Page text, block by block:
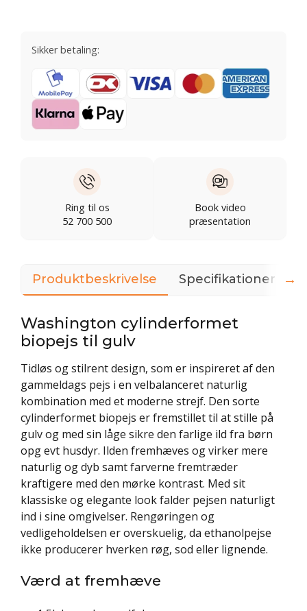
Sikker betaling:
Ring til os
52 700 500
Book video
præsentation
Produktbeskrivelse Specifikationer
Washington cylinderformet
biopejs til gulv
Tidløs og stilrent design, som er inspireret af den
gammeldags pejs i en velbalanceret naturlig
kombination med et moderne strejf. Den sorte
cylinderformet biopejs er fremstillet til at stille på
gulv og med sin låge sikre den farlige ild fra børn
opg evt husdyr. Ilden fremhæves og virker mere
naturlig og dyb samt farverne fremtræder
kraftigere med den mørke kontrast. Med sit
klassiske og elegante look falder pejsen naturligt
ind i sine omgivelser. Rengøringen og
vedligeholdelsen er overskuelig, da ethanolpejse
ikke producerer hverken røg, sod eller lignende.
Værd at fremhæve
→